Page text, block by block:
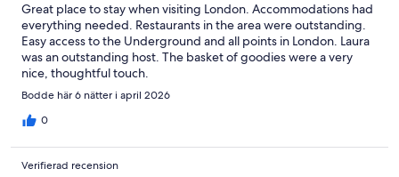
Great place to stay when visiting London. Accommodations had
everything needed. Restaurants in the area were outstanding.
Easy access to the Underground and all points in London. Laura
was an outstanding host. The basket of goodies were a very
nice, thoughtful touch.
Bodde här 6 nätter i april 2026
0
Verifierad recension